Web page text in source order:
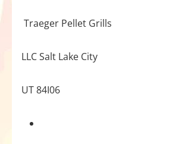
Traeger Pellet Grills
LLC Salt Lake City
UT 84I06